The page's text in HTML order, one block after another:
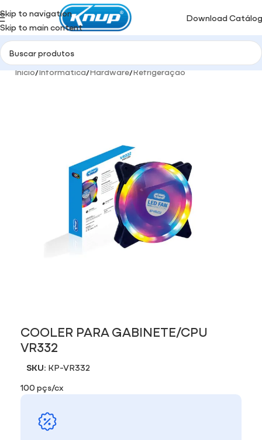
Skip to navigation
Skip to main content
Download
Início/Informática/Hardware/Refrigeração
COOLER PARA GABINETE/CPU
VR332
SKU: KP-VR332
100 pçs/cx